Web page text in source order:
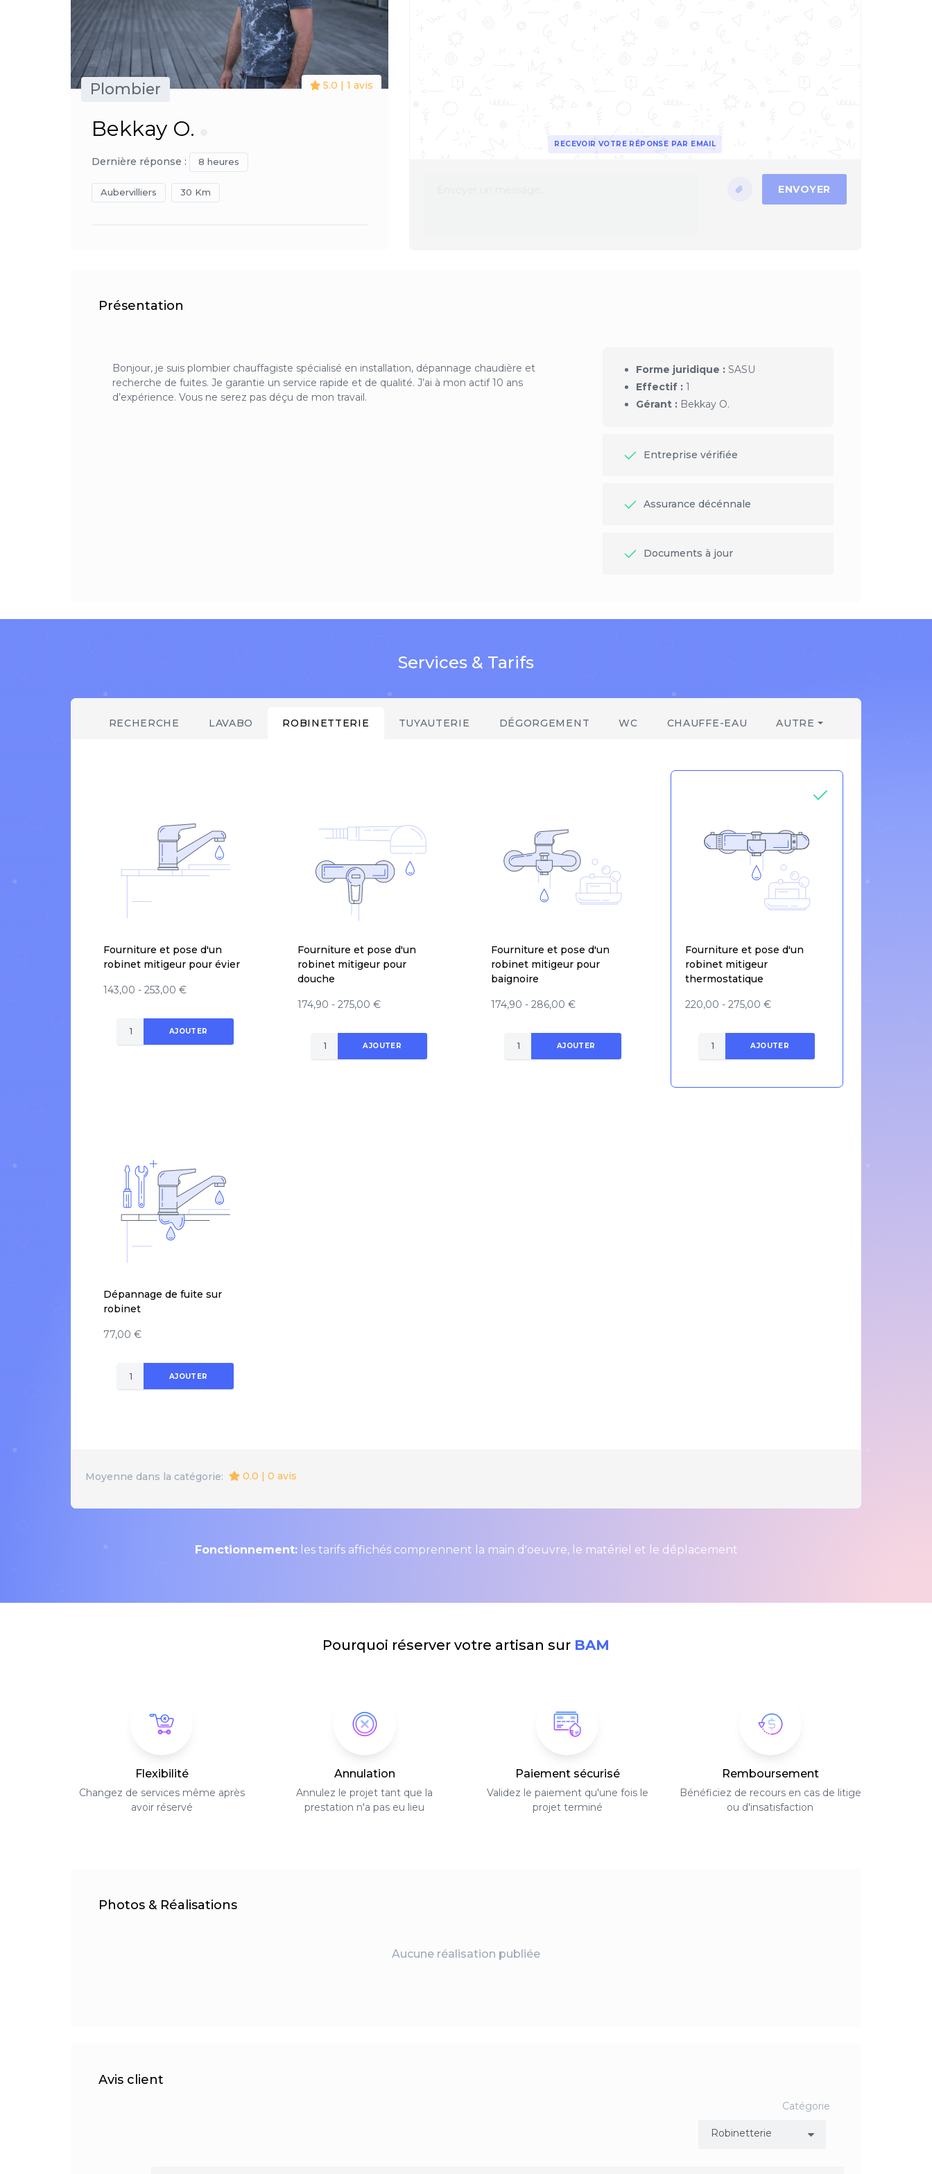
5.0 | 1 avis
Plombier
Bekkay O.
Dernière réponse : 8 heures
Aubervilliers 30 Km
RECEVOIR VOTRE RÉPONSE PAR EMAIL
ENVOYER
Présentation
Bonjour, je suis plombier chauffagiste spécialisé en installation, dépannage chaudière et
recherche de fuites. Je garantie un service rapide et de qualité. J’ai à mon actif 10 ans
d’expérience. Vous ne serez pas déçu de mon travail.
Forme juridique :SASU
Effectif :1
Gérant :Bekkay O.
Entreprise vérifiée
Assurance décénnale
Documents à jour
Services & Tarifs
RECHERCHE LAVABO ROBINETTERIE TUYAUTERIE DÉGORGEMENT WC CHAUFFE-EAU AUTRE
Fourniture et pose d'un
robinet mitigeur pour évier
143,00 - 253,00 €
AJOUTER
Fourniture et pose d'un
robinet mitigeur pour
douche
174,90 - 275,00 €
AJOUTER
Fourniture et pose d'un
robinet mitigeur pour
baignoire
174,90 - 286,00 €
AJOUTER
Fourniture et pose d'un
robinet mitigeur
thermostatique
220,00 - 275,00 €
AJOUTER
Dépannage de fuite sur
robinet
77,00 €
AJOUTER
Moyenne dans la catégorie: 0.0 | 0 avis
Fonctionnement:les tarifs affichés comprennent la main d'oeuvre, le matériel et le déplacement
Pourquoi réserver votre artisan sur BAM
Flexibilité
Changez de services même après
avoir réservé
Annulation
Annulez le projet tant que la
prestation n'a pas eu lieu
Paiement sécurisé
Validez le paiement qu'une fois le
projet terminé
Remboursement
Bénéficiez de recours en cas de litige
ou d'insatisfaction
Photos & Réalisations
Aucune réalisation publiée
Avis client
Catégorie